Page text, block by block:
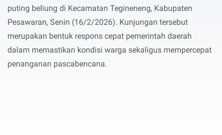
puting beliung di Kecamatan Tegineneng, Kabupaten
Pesawaran, Senin (16/2/2026). Kunjungan tersebut
merupakan bentuk respons cepat pemerintah daerah
dalam memastikan kondisi warga sekaligus mempercepat
penanganan pascabencana.